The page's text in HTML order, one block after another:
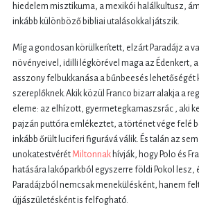
hiedelem misztikuma, a mexikói halálkultusz,
inkább különböző bibliai utalásokkal játszik.
Míg a gondosan körülkerített, elzárt Paradájz a
növényeivel, idilli légkörével maga az Édenkert,
asszony felbukkanása a bűnbeesés lehetőségét
szereplőknek.Akik közül Franco bizarr alakja a
eleme: az elhízott, gyermetegkamaszsrác , aki
pajzán puttóra emlékeztet, a történet vége felé
inkább őrült luciferi figurává válik. És talán az
unokatestvérét Miltonnak hívják, hogy Polo és
hatására lakóparkból egyszerre földi Pokol lesz,
Paradájzból nemcsak menekülésként, hanem
újjászületésként is felfogható.